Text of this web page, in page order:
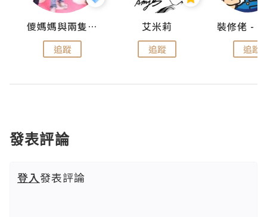
儍媽媽與兩隻小魔怪之家
追蹤
艾米莉
追蹤 追蹤
發表評論
登入發表評論